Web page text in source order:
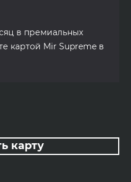
в премиальных
картой Mir Supreme в
карту